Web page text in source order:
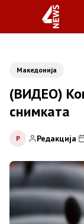
Македонија
(ВИДЕО)
снимката
Р Редакција|